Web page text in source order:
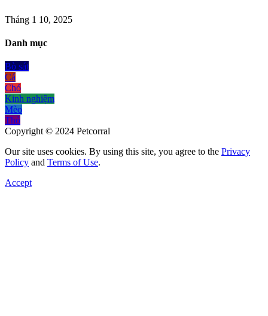
Tháng 1 10, 2025
Danh mục
Bò sát
Cá
Chó
Kinh nghiệm
Mèo
Thỏ
Copyright © 2024 Petcorral
Our site uses cookies. By using this site, you agree to the Privacy
Policy and Terms of Use.
Accept